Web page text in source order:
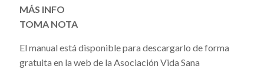
MÁS INFO
TOMA NOTA
El manual está disponible para descargarlo de forma
gratuita en la web de la Asociación Vida Sana